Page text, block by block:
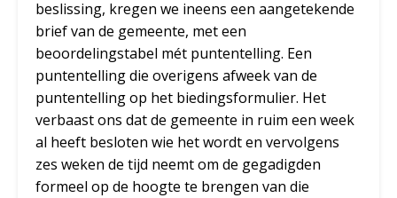
beslissing, kregen we ineens een aangetekende
brief van de gemeente, met een
beoordelingstabel mét puntentelling. Een
puntentelling die overigens afweek van de
puntentelling op het biedingsformulier. Het
verbaast ons dat de gemeente in ruim een week
al heeft besloten wie het wordt en vervolgens
zes weken de tijd neemt om de gegadigden
formeel op de hoogte te brengen van die